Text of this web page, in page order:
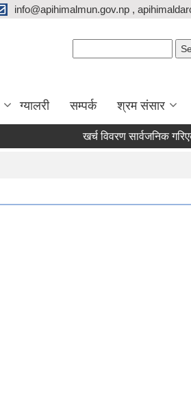
info@apihimalmun.gov.np ,
ग्यालरी सम्पर्क श्रम संसार
खर्च विवरण सार्वजनिक गरिएको